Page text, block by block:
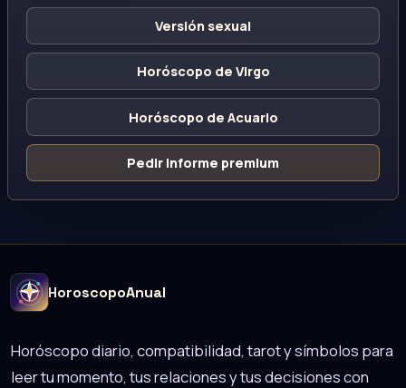
Versión sexual
Horóscopo de Virgo
Horóscopo de Acuario
Pedir informe premium
HoroscopoAnual
Horóscopo diario, compatibilidad, tarot y símbolos para
leer tu momento, tus relaciones y tus decisiones con